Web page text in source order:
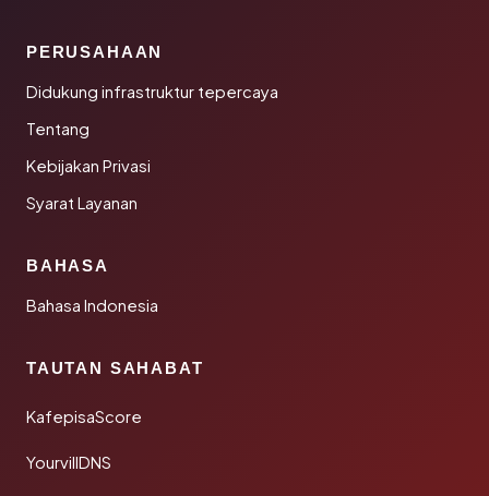
PERUSAHAAN
Didukung infrastruktur tepercaya
Tentang
Kebijakan Privasi
Syarat Layanan
BAHASA
Bahasa Indonesia
TAUTAN SAHABAT
KafepisaScore
YourvillDNS